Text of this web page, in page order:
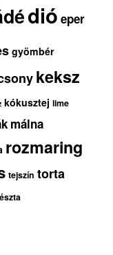
dió eper
gyömbér
keksz
kókusztej lime
málna
rozmaring
tejszín torta